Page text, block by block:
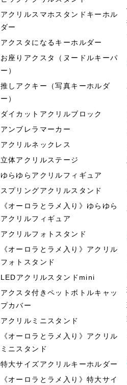
アクリルスマホスタンドキーホル
ダー
アクスタになるキーホルダー
お座りアクスタ（ヌードルキーパ
ー）
推しアクキー（写真キーホルダ
ー）
ダイカットアクリルブロック
アンブレラマーカー
アクリルネックレス
立体アクリルステージ
ゆらゆらアクリルフィギュア
スプリングアクリルスタンド
《オーロラとラメ入り》ゆらゆら
アクリルフィギュア
アクリルフォトスタンド
《オーロラとラメ入り》アクリル
フォトスタンド
LEDアクリルスタンドmini
アクスタ付きペットボトルキャッ
プカバー
アクリルミニスタンド
《オーロラとラメ入り》アクリル
ミニスタンド
特大サイズアクリルキーホルダー
《オーロラとラメ入り》特大サイ